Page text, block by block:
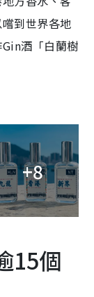
到世界各地
酒「白蘭樹
+8
15個